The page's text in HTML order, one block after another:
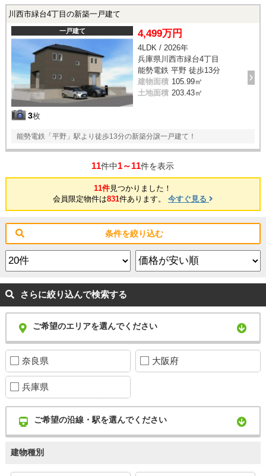
川西市緑台4丁目の新築一戸建て
一戸建て
3枚
4,499万円
4LDK / 2026年
兵庫県川西市緑台4丁目
能勢電鉄 平野 徒歩13分
建物面積 105.99㎡
土地面積 203.43㎡
能勢電鉄「平野」駅より徒歩13分の新築分譲一戸建て！
11件中1～11件を表示
11件見つかりました！
会員限定物件は831件あります。 今すぐ見る
条件を絞り込む
さらに絞り込んで検索する
ご希望のエリアを選んでください
奈良県 大阪府
兵庫県
ご希望の沿線・駅を選んでください
建物種別